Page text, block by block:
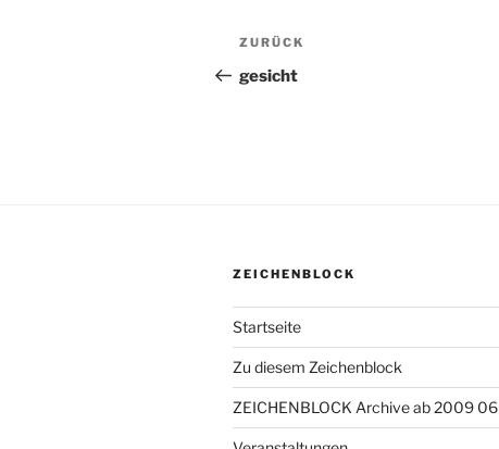
Beitragsnavigation
Vorheriger
Beitrag
ZURÜCK
gesicht
ZEICHENBLOCK
Startseite
Zu diesem Zeichenblock
ZEICHENBLOCK Archive ab 2009 06